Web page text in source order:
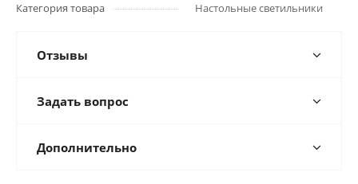
Категория товара
Настольные светильники
Отзывы
Задать вопрос
Дополнительно